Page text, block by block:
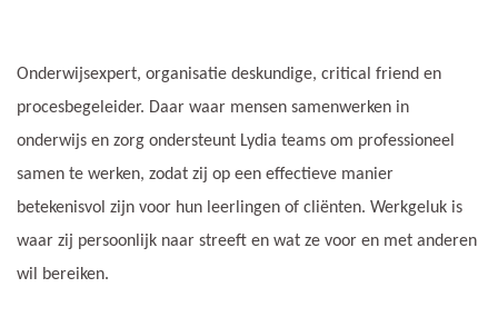
Onderwijsexpert, organisatie deskundige, critical friend en
procesbegeleider. Daar waar mensen samenwerken in
onderwijs en zorg ondersteunt Lydia teams om professioneel
samen te werken, zodat zij op een effectieve manier
betekenisvol zijn voor hun leerlingen of cliënten. Werkgeluk is
waar zij persoonlijk naar streeft en wat ze voor en met anderen
wil bereiken.